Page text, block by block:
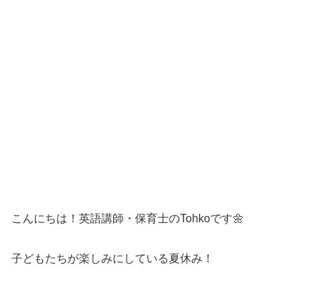
こんにちは！英語講師・保育士のTohkoです🌼
子どもたちが楽しみにしている夏休み！